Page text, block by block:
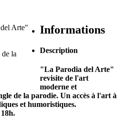
Arte"
la
Informations
Description
"La Parodia del Arte"
revisite de l'art
moderne et
de la parodie. Un accès à l'art à
et humoristiques.